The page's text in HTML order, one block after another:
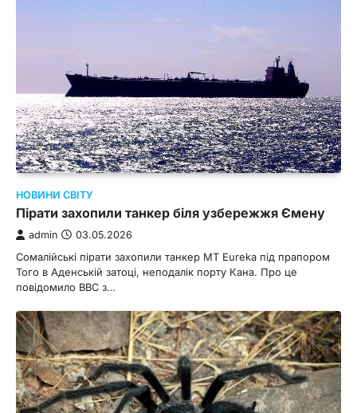
НОВИНИ СВІТУ
Пірати захопили танкер біля узбережжя Ємену
admin 03.05.2026
Сомалійські пірати захопили танкер MT Eureka під прапором
Того в Аденській затоці, неподалік порту Кана. Про це
повідомило BBC з…